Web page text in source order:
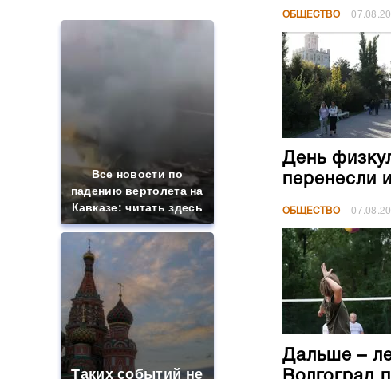
Все новости по
падению вертолета на
Кавказе: читать здесь
Таких событий не
ОБЩЕСТВО
День
перенесли
ОБЩЕСТВО
Дальше –